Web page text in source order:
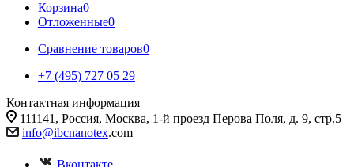
Корзина0
Отложенные0
Сравнение товаров0
+7 (495) 727 05 29
Контактная информация
111141, Россия, Москва, 1-й проезд Перова Поля, д. 9, стр.5
info@ibcnanotex.com
Вконтакте